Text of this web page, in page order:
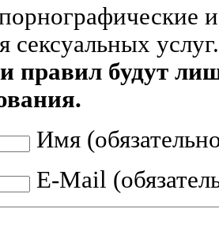
сексуальных услуг.
правил будут
Имя
E-Mail